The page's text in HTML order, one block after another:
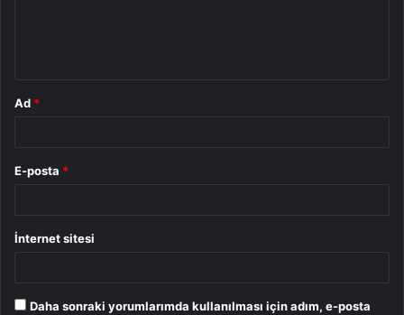
Ad *
E-posta *
İnternet sitesi
Daha sonraki yorumlarımda kullanılması için adım, e-posta